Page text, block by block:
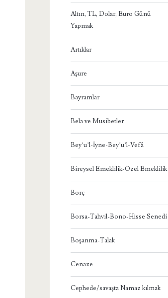
Altın, TL, Dolar, Euro Günü
Yapmak
Artıklar
Aşure
Bayramlar
Bela ve Musibetler
Bey’u’l-İyne-Bey’u’l-Vefâ
Bireysel Emeklilik-Özel Emeklilik
Borç
Borsa-Tahvil-Bono-Hisse Senedi
Boşanma-Talak
Cenaze
Cephede/savaşta Namaz kılmak